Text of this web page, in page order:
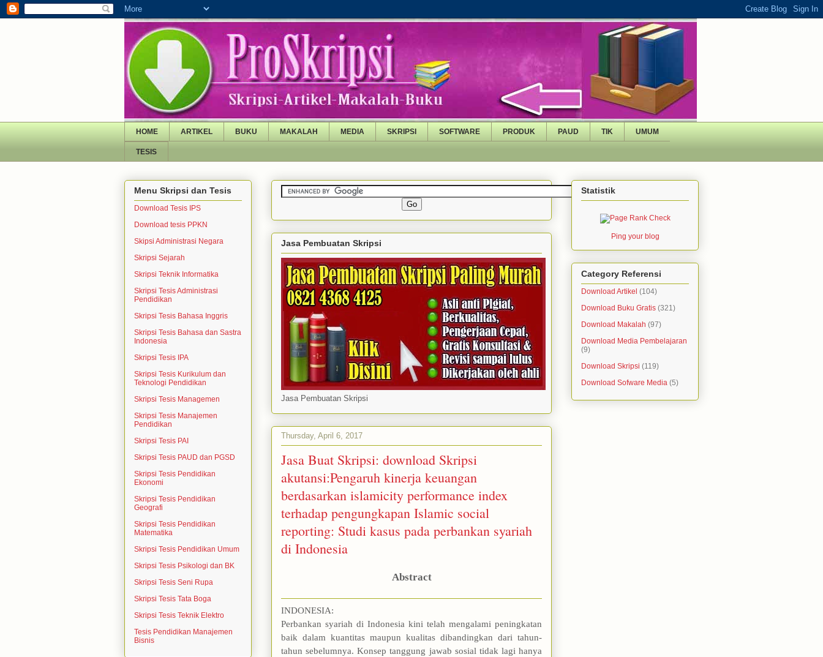
HOME ARTIKEL BUKU MAKALAH MEDIA SKRIPSI SOFTWARE PRODUK PAUD TIK UMUM
TESIS
Jasa Pembuatan Skripsi
Jasa Pembuatan Skripsi
Thursday, April 6, 2017
Jasa Buat Skripsi: download Skripsi
akutansi:Pengaruh kinerja keuangan
berdasarkan islamicity performance index
terhadap pengungkapan Islamic social
reporting: Studi kasus pada perbankan syariah
di Indonesia
Abstract
INDONESIA:
Perbankan syariah di Indonesia kini telah mengalami peningkatan
baik dalam kuantitas maupun kualitas dibandingkan dari tahun-
tahun sebelumnya. Konsep tanggung jawab sosial tidak lagi hanya
Menu Skripsi dan Tesis
Download Tesis IPS
Download tesis PPKN
Skipsi Administrasi Negara
Skripsi Sejarah
Skripsi Teknik Informatika
Skripsi Tesis Administrasi
Pendidikan
Skripsi Tesis Bahasa Inggris
Skripsi Tesis Bahasa dan Sastra
Indonesia
Skripsi Tesis IPA
Skripsi Tesis Kurikulum dan
Teknologi Pendidikan
Skripsi Tesis Managemen
Skripsi Tesis Manajemen
Pendidikan
Skripsi Tesis PAI
Skripsi Tesis PAUD dan PGSD
Skripsi Tesis Pendidikan
Ekonomi
Skripsi Tesis Pendidikan
Geografi
Skripsi Tesis Pendidikan
Matematika
Skripsi Tesis Pendidikan Umum
Skripsi Tesis Psikologi dan BK
Skripsi Tesis Seni Rupa
Skripsi Tesis Tata Boga
Skripsi Tesis Teknik Elektro
Tesis Pendidikan Manajemen
Bisnis
Statistik
Ping your blog
Category Referensi
Download Artikel (104)
Download Buku Gratis (321)
Download Makalah (97)
Download Media Pembelajaran
(9)
Download Skripsi (119)
Download Sofware Media (5)